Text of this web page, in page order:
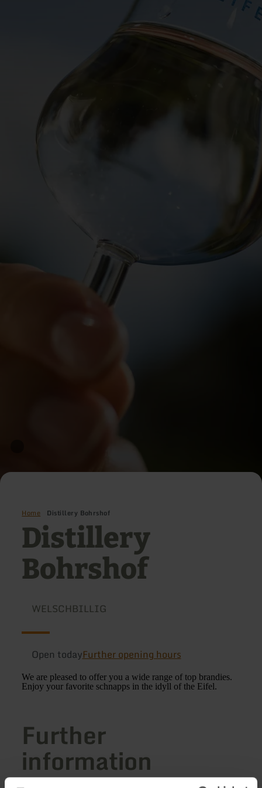
Home Distillery Bohrshof
Distillery
Bohrshof
WELSCHBILLIG
Open todayFurther opening hours
We are pleased to offer you a wide range of top brandies.
Enjoy your favorite schnapps in the idyll of the Eifel.
Further
information